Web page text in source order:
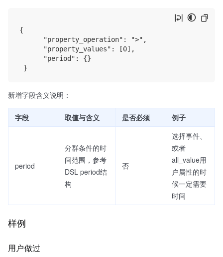
{
      "property_operation": ">",
      "property_values": [0],
      "period": {}
新增字段含义说明：
字段 取值与含义 是否必须 例子
period
分群条件的时
间范围，参考
DSL period结
构
否
选择事件、
或者
all_value用
户属性的时
候一定需要
时间
样例
用户做过